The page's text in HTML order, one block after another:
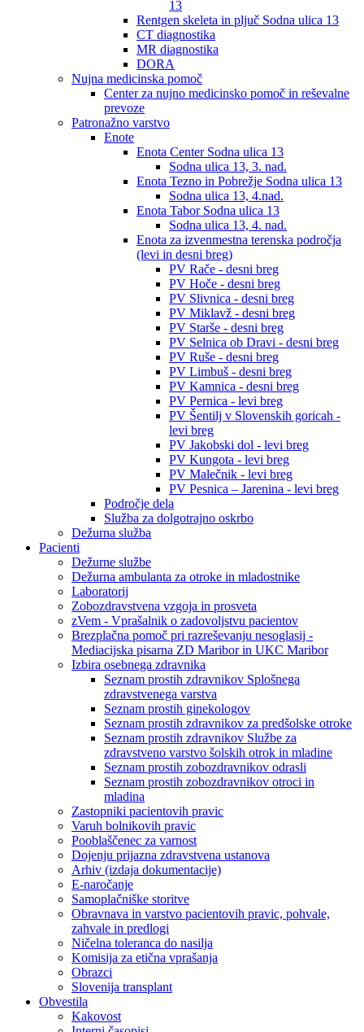
13
Rentgen skeleta in pljuč Sodna ulica 13
CT diagnostika
MR diagnostika
DORA
Nujna medicinska pomoč
Center za nujno medicinsko pomoč in reševalne
prevoze
Patronažno varstvo
Enote
Enota Center Sodna ulica 13
Sodna ulica 13, 3. nad.
Enota Tezno in Pobrežje Sodna ulica 13
Sodna ulica 13, 4.nad.
Enota Tabor Sodna ulica 13
Sodna ulica 13, 4. nad.
Enota za izvenmestna terenska področja
(levi in desni breg)
PV Rače - desni breg
PV Hoče - desni breg
PV Slivnica - desni breg
PV Miklavž - desni breg
PV Starše - desni breg
PV Selnica ob Dravi - desni breg
PV Ruše - desni breg
PV Limbuš - desni breg
PV Kamnica - desni breg
PV Pernica - levi breg
PV Šentilj v Slovenskih goricah -
levi breg
PV Jakobski dol - levi breg
PV Kungota - levi breg
PV Malečnik - levi breg
PV Pesnica – Jarenina - levi breg
Področje dela
Služba za dolgotrajno oskrbo
Dežurna služba
Pacienti
Dežurne službe
Dežurna ambulanta za otroke in mladostnike
Laboratorij
Zobozdravstvena vzgoja in prosveta
zVem - Vprašalnik o zadovoljstvu pacientov
Brezplačna pomoč pri razreševanju nesoglasij -
Mediacijska pisarna ZD Maribor in UKC Maribor
Izbira osebnega zdravnika
Seznam prostih zdravnikov Splošnega
zdravstvenega varstva
Seznam prostih ginekologov
Seznam prostih zdravnikov za predšolske otroke
Seznam prostih zdravnikov Službe za
zdravstveno varstvo šolskih otrok in mladine
Seznam prostih zobozdravnikov odrasli
Seznam prostih zobozdravnikov otroci in
mladina
Zastopniki pacientovih pravic
Varuh bolnikovih pravic
Pooblaščenec za varnost
Dojenju prijazna zdravstvena ustanova
Arhiv (izdaja dokumentacije)
E-naročanje
Samoplačniške storitve
Obravnava in varstvo pacientovih pravic, pohvale,
zahvale in predlogi
Ničelna toleranca do nasilja
Komisija za etična vprašanja
Obrazci
Slovenija transplant
Obvestila
Kakovost